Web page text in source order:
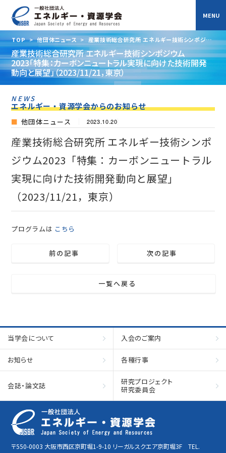
TOP > 他団体ニュース >
産業技術総合研究所 エネルギー技術シンポジウ
ム2023「特集：カーボンニュートラル実現に向けた技術開発動向と展望」
（2023/11/21，東京）
産業技術総合研究所 エネルギー技術シンポジウム
2023「特集：カーボンニュートラル実現に向けた技術開発
動向と展望」（2023/11/21，東京）
NEWS
エネルギー・資源学会からのお知らせ
他団体ニュース 2023.10.20
産業技術総合研究所 エネルギー技術シンポ
ジウム2023「特集：カーボンニュートラル
実現に向けた技術開発動向と展望」
（2023/11/21，東京）
プログラムは こちら
前の記事
一覧へ戻る
次の記事
当学会について 入会のご案内
お知らせ 各種行事
会誌・論文誌
研究プロジェクト
研究委員会
〒550-0003 大阪市西区京町堀1-9-10 リーガルスクエア京町堀3F TEL.